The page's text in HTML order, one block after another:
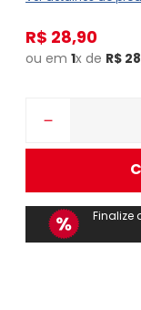
R$ 28,90
ou em 1x de R$ 28
－
Finalize